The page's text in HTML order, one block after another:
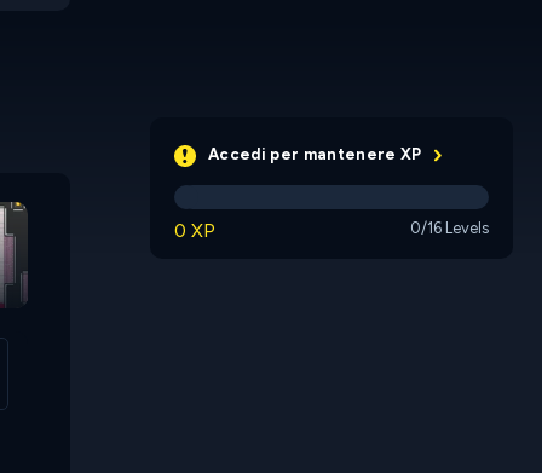
Origin
Mansion
Accedi per mantenere XP
0 XP 0/16 Levels